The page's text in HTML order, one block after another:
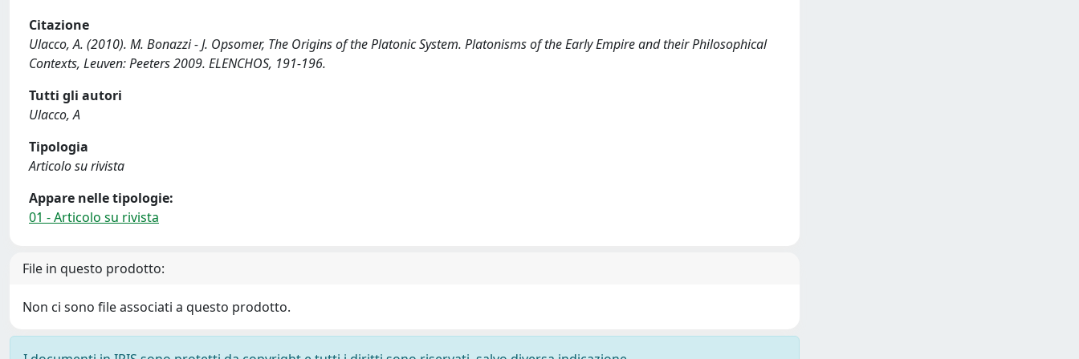
Citazione
Ulacco, A. (2010). M. Bonazzi - J. Opsomer, The Origins of the Platonic System. Platonisms of the Early Empire and their Philosophical
Contexts, Leuven: Peeters 2009. ELENCHOS, 191-196.
Tutti gli autori
Ulacco, A
Tipologia
Articolo su rivista
Appare nelle tipologie:
01 - Articolo su rivista
File in questo prodotto:
Non ci sono file associati a questo prodotto.